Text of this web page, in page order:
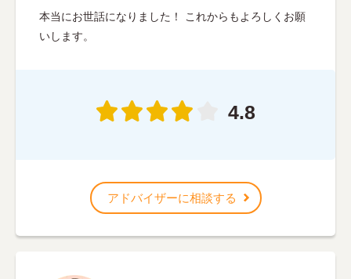
本当にお世話になりました！ これからもよろしくお願
いします。
4.8
アドバイザーに相談する